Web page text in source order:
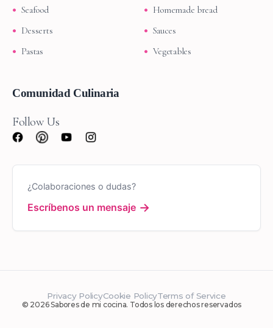
Seafood
Homemade bread
Desserts
Sauces
Pastas
Vegetables
Comunidad Culinaria
Follow Us
¿Colaboraciones o dudas?
Escríbenos un mensaje →
Privacy PolicyCookie PolicyTerms of Service
© 2026 Sabores de mi cocina. Todos los derechos reservados